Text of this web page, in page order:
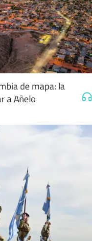
de mapa: la
a Añelo